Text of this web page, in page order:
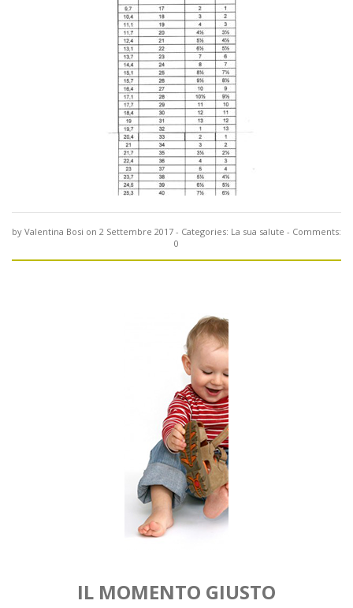
by Valentina Bosi on 2 Settembre 2017 - Categories: La sua salute - Comments:
0
IL MOMENTO GIUSTO